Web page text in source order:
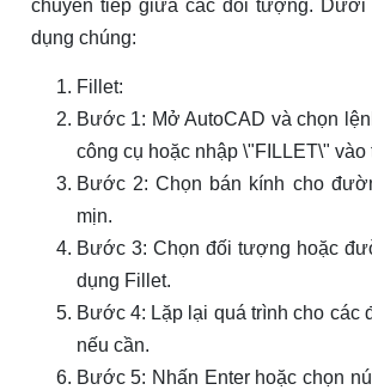
chuyển tiếp giữa các đối tượng.
dụng chúng:
Fillet:
Bước 1: Mở AutoCAD và chọn
công cụ hoặc nhập \"FILLET\" vào
Bước 2: Chọn bán kính cho
mịn.
Bước 3: Chọn đối tượng hoặc
dụng Fillet.
Bước 4: Lặp lại quá trình cho các
nếu cần.
Bước 5: Nhấn Enter hoặc chọn